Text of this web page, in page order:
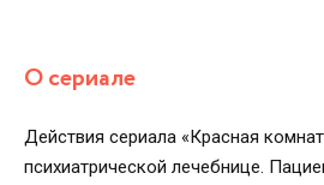
О сериале
Действия сериала «Красная
психиатрической лечебнице.